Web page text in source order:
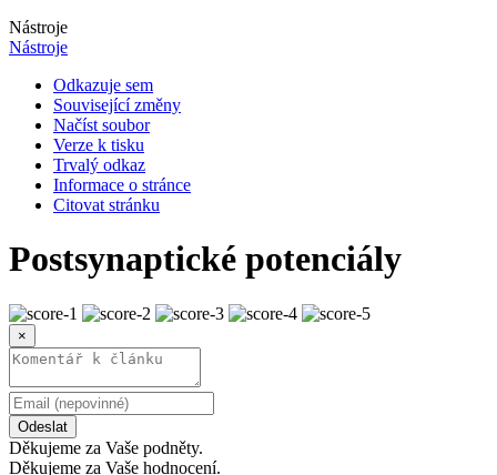
Nástroje
Nástroje
Odkazuje sem
Související změny
Načíst soubor
Verze k tisku
Trvalý odkaz
Informace o stránce
Citovat stránku
Postsynaptické potenciály
×
Odeslat
Děkujeme za Vaše podněty.
Děkujeme za Vaše hodnocení.